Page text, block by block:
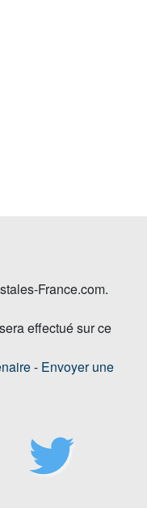
France.com.
effectué sur ce
- Envoyer une